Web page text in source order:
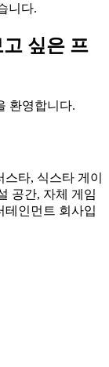
니다.
싶은 프
환영합니다.
타, 식스타 게이
공간, 자체 게임
테인먼트 회사입